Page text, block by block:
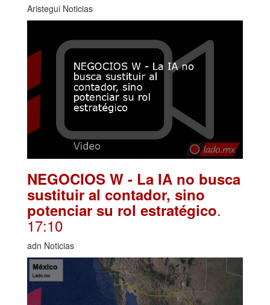
Aristegui Noticias
NEGOCIOS W - La IA no busca
sustituir al contador, sino
potenciar su rol estratégico.
17:10
adn Noticias